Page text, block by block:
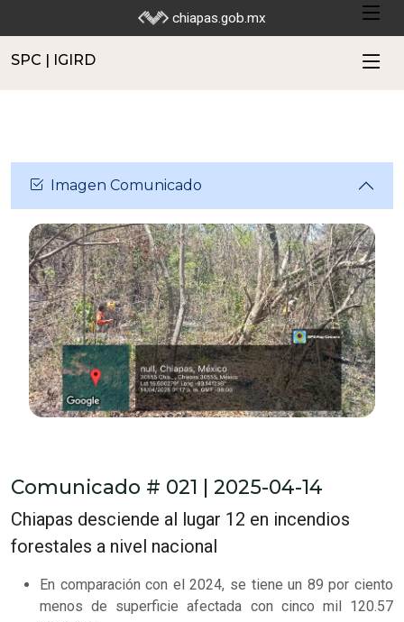
chiapas.gob.mx
SPC | IGIRD
Imagen Comunicado
Comunicado # 021 | 2025-04-14
Chiapas desciende al lugar 12 en incendios
forestales a nivel nacional
En comparación con el 2024, se tiene un 89 por ciento
menos de superficie afectada con cinco mil 120.57